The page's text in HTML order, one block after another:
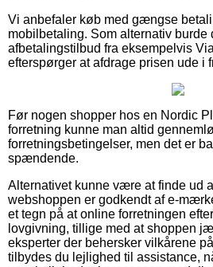
Vi anbefaler køb med gængse
mobilbetaling. Som alternativ burde
afbetalingstilbud fra eksempelvis
efterspørger at afdrage prisen ude i
Før nogen shopper hos en Nordic
forretning kunne man altid
forretningsbetingelser, men det er
spændende.
Alternativet kunne være at finde ud
webshoppen er godkendt af e-
et tegn på at online forretningen
lovgivning, tillige med at shoppen
eksperter der behersker vilkårene
tilbydes du lejlighed til assistance,